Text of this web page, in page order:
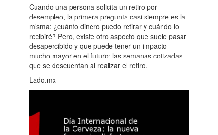
Cuando una persona solicita un retiro por
desempleo, la primera pregunta casi siempre es la
misma: ¿cuánto dinero puedo retirar y cuándo lo
recibiré? Pero, existe otro aspecto que suele pasar
desapercibido y que puede tener un impacto
mucho mayor en el futuro: las semanas cotizadas
que se descuentan al realizar el retiro.
Lado.mx